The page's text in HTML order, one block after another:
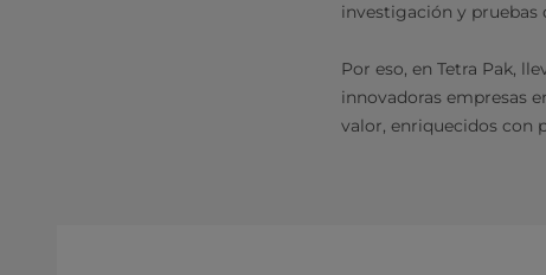
investigación y pruebas
Por eso, en Tetra Pak,
innovadoras empresas
valor, enriquecidos con